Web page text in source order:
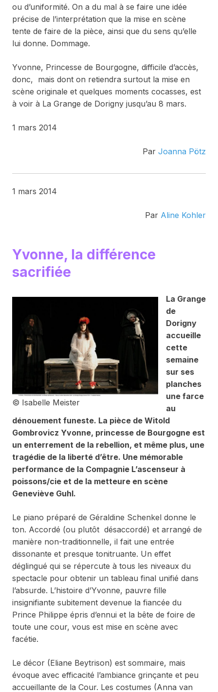
ou d’uniformité. On a du mal à se faire une idée
précise de l’interprétation que la mise en scène
tente de faire de la pièce, ainsi que du sens qu’elle
lui donne. Dommage.
Yvonne, Princesse de Bourgogne, difficile d’accès,
donc, mais dont on retiendra surtout la mise en
scène originale et quelques moments cocasses, est
à voir à La Grange de Dorigny jusqu’au 8 mars.
1 mars 2014
Par Joanna Pötz
1 mars 2014
Par Aline Kohler
Yvonne, la différence
sacrifiée
© Isabelle Meister
La Grange
de
Dorigny
accueille
cette
semaine
sur ses
planches
une farce
au
dénouement funeste. La pièce de Witold
Gombrovicz Yvonne, princesse de Bourgogne est
un enterrement de la rebellion, et même plus, une
tragédie de la liberté d’être. Une mémorable
performance de la Compagnie L’ascenseur à
poissons/cie et de la metteure en scène
Geneviève Guhl.
Le piano préparé de Géraldine Schenkel donne le
ton. Accordé (ou plutôt désaccordé) et arrangé de
manière non-traditionnelle, il fait une entrée
dissonante et presque tonitruante. Un effet
déglingué qui se répercute à tous les niveaux du
spectacle pour obtenir un tableau final unifié dans
l’absurde. L’histoire d’Yvonne, pauvre fille
insignifiante subitement devenue la fiancée du
Prince Philippe épris d’ennui et la bête de foire de
toute une cour, vous est mise en scène avec
facétie.
Le décor (Eliane Beytrison) est sommaire, mais
évoque avec efficacité l’ambiance grinçante et peu
accueillante de la Cour. Les costumes (Anna van